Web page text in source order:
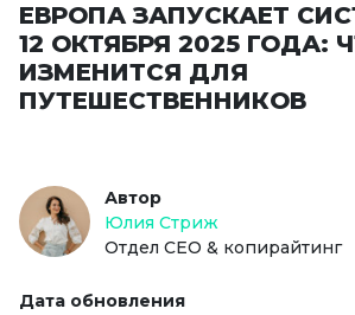
ЕВРОПА ЗАПУСКАЕТ
12 ОКТЯБРЯ 2025 ГОДА:
ИЗМЕНИТСЯ ДЛЯ
ПУТЕШЕСТВЕННИКОВ
Автор
Юлия Стриж
Отдел СЕО & копирайтинг
Дата обновления